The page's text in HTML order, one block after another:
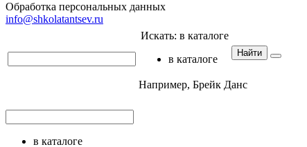
Обработка персональных данных
info@shkolatantsev.ru
Искать: в каталоге
в каталоге
Найти
Например, Брейк Данс
в каталоге